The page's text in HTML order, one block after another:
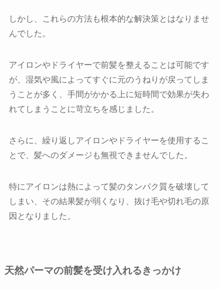
しかし、これらの方法も根本的な解決策とはなりませ
んでした。
アイロンやドライヤーで前髪を整えることは可能です
が、湿気や風によってすぐに元のうねりが戻ってしま
うことが多く、手間がかかる上に短時間で効果が失わ
れてしまうことに苛立ちを感じました。
さらに、繰り返しアイロンやドライヤーを使用するこ
とで、髪へのダメージも無視できませんでした。
特にアイロンは熱によって髪のタンパク質を破壊して
しまい、その結果髪が弱くなり、抜け毛や切れ毛の原
因となりました。
天然パーマの前髪を受け入れるきっかけ